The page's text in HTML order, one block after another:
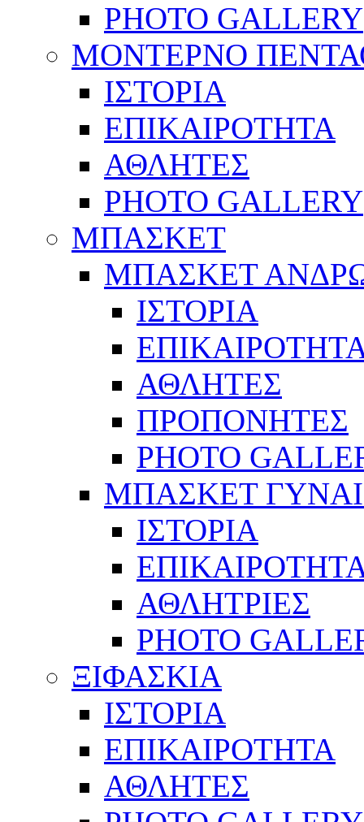
PHOTO GALLERY
ΜΟΝΤΕΡΝΟ
ΙΣΤΟΡΙΑ
ΕΠΙΚΑΙΡΟΤΗΤΑ
ΑΘΛΗΤΕΣ
PHOTO GALLERY
ΜΠΑΣΚΕΤ
ΜΠΑΣΚΕΤ
ΙΣΤΟΡΙΑ
ΑΘΛΗΤΕΣ
ΠΡΟΠΟΝΗΤΕΣ
PHOTO
ΜΠΑΣΚΕΤ
ΙΣΤΟΡΙΑ
ΑΘΛΗΤΡΙΕΣ
PHOTO
ΞΙΦΑΣΚΙΑ
ΙΣΤΟΡΙΑ
ΕΠΙΚΑΙΡΟΤΗΤΑ
ΑΘΛΗΤΕΣ